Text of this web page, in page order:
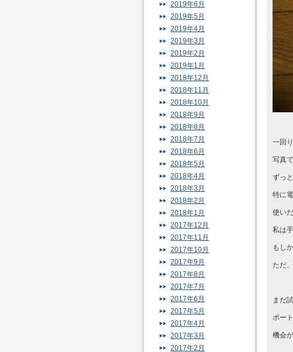
一回
写真
ずっ
特に
使い
私は
もし
ただ
まだ
ポー
機会
2019年6月
2019年5月
2019年4月
2019年3月
2019年2月
2019年1月
2018年12月
2018年11月
2018年10月
2018年9月
2018年8月
2018年7月
2018年6月
2018年5月
2018年4月
2018年3月
2018年2月
2018年1月
2017年12月
2017年11月
2017年10月
2017年9月
2017年8月
2017年7月
2017年6月
2017年5月
2017年4月
2017年3月
2017年2月